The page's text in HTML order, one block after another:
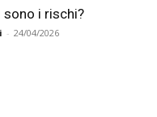
sono i rischi?
- 24/04/2026